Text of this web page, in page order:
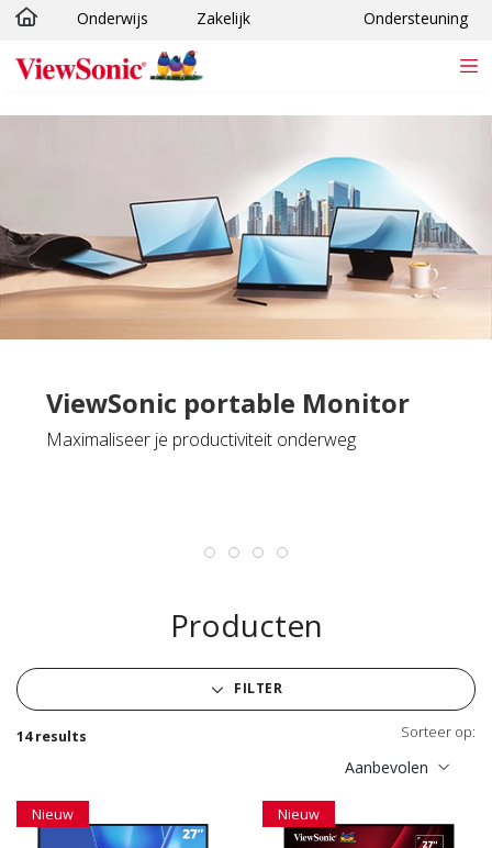
Ga naar hoofdinhoud
Onderwijs Zakelijk Ondersteuning
ViewSonic portable Monitor
Maximaliseer je productiviteit onderweg
Producten
FILTER
14 results Sorteer op:
Aanbevolen
Nieuw Nieuw